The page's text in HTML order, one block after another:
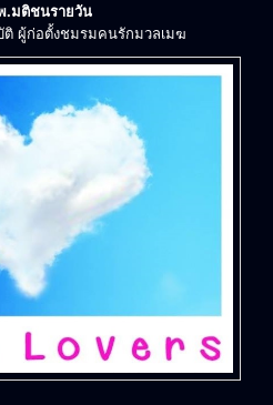
.มติชนรายวัน
ผู้ก่อตั้งชมรมคนรักมวลเมฆ